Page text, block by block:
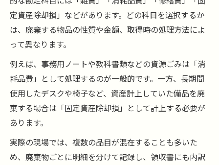
定資産除却損」などがあります。どの科目を選択するか
は、廃棄する物品の性質や金額、取得時の処理方法によ
って異なります。
例えば、事務用ノートや教科書類などの資源ごみは「消
耗品費」として処理するのが一般的です。一方、長期間
使用したデスクや椅子など、資産計上していた備品を廃
棄する場合は「固定資産除却損」として計上する必要が
あります。
実際の現場では、複数の品目が混在することも多いた
め、廃棄物ごとに明細を分けて記録し、領収書にも内訳